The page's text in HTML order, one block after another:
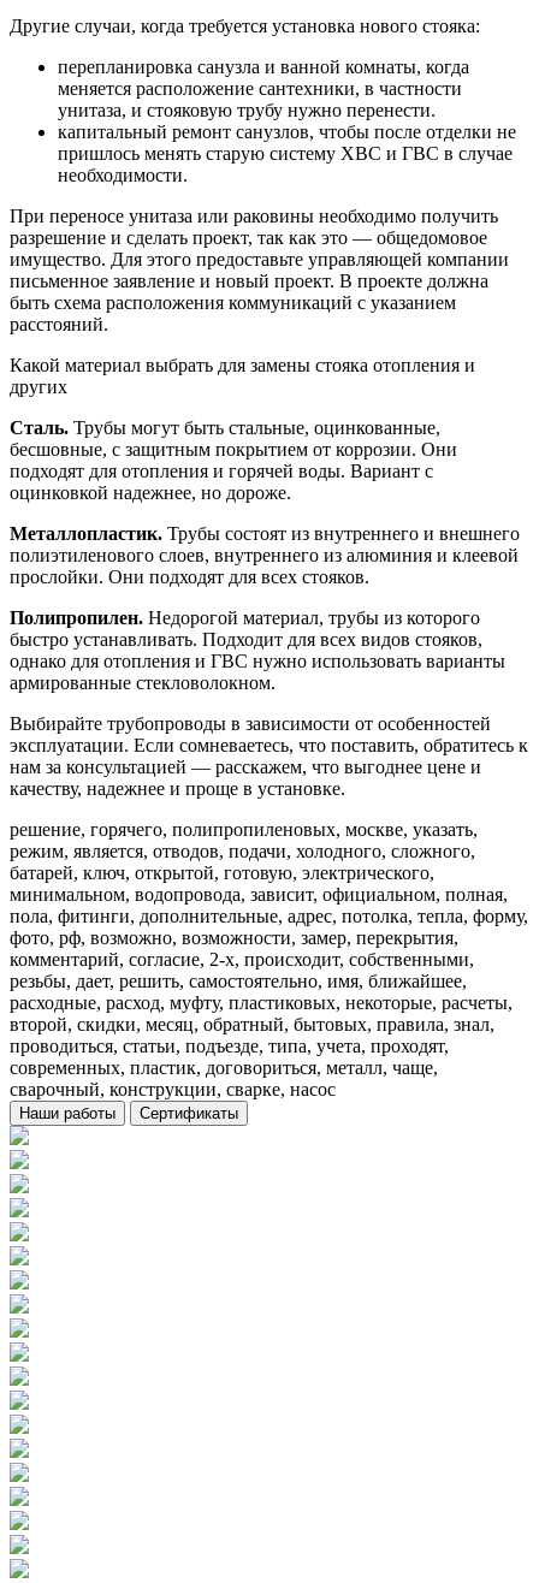
Другие случаи, когда требуется установка нового стояка:
перепланировка санузла и ванной комнаты, когда
меняется расположение сантехники, в частности
унитаза, и стояковую трубу нужно перенести.
капитальный ремонт санузлов, чтобы после отделки не
пришлось менять старую систему ХВС и ГВС в случае
необходимости.
При переносе унитаза или раковины необходимо получить
разрешение и сделать проект, так как это — общедомовое
имущество. Для этого предоставьте управляющей компании
письменное заявление и новый проект. В проекте должна
быть схема расположения коммуникаций с указанием
расстояний.
Какой материал выбрать для замены стояка отопления и
других
Сталь. Трубы могут быть стальные, оцинкованные,
бесшовные, с защитным покрытием от коррозии. Они
подходят для отопления и горячей воды. Вариант с
оцинковкой надежнее, но дороже.
Металлопластик. Трубы состоят из внутреннего и внешнего
полиэтиленового слоев, внутреннего из алюминия и клеевой
прослойки. Они подходят для всех стояков.
Полипропилен. Недорогой материал, трубы из которого
быстро устанавливать. Подходит для всех видов стояков,
однако для отопления и ГВС нужно использовать варианты
армированные стекловолокном.
Выбирайте трубопроводы в зависимости от особенностей
эксплуатации. Если сомневаетесь, что поставить, обратитесь к
нам за консультацией — расскажем, что выгоднее цене и
качеству, надежнее и проще в установке.
решение, горячего, полипропиленовых, москве, указать,
режим, является, отводов, подачи, холодного, сложного,
батарей, ключ, открытой, готовую, электрического,
минимальном, водопровода, зависит, официальном, полная,
пола, фитинги, дополнительные, адрес, потолка, тепла, форму,
фото, рф, возможно, возможности, замер, перекрытия,
комментарий, согласие, 2-х, происходит, собственными,
резьбы, дает, решить, самостоятельно, имя, ближайшее,
расходные, расход, муфту, пластиковых, некоторые, расчеты,
второй, скидки, месяц, обратный, бытовых, правила, знал,
проводиться, статьи, подъезде, типа, учета, проходят,
современных, пластик, договориться, металл, чаще,
сварочный, конструкции, сварке, насос
Наши работы Сертификаты